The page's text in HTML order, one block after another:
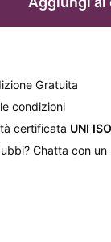
Gratuita
condizioni
certificata UNI
Chatta con